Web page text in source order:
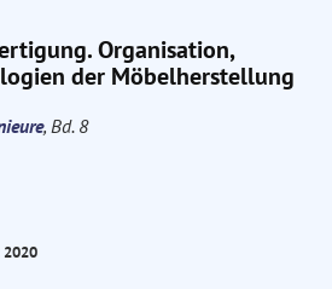
Organisation,
der Möbelherstellung
, Bd. 8
2020